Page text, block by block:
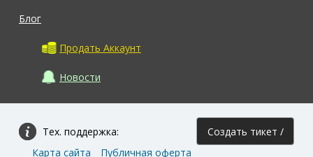
Блог
Продать Аккаунт
Новости
Тех. поддержка: Создать тикет /
Карта сайта Публичная оферта